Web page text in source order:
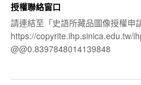
授權聯絡窗口
請連結至「史語所藏品圖像授權申
https://copyrite.ihp.sinica.edu.tw/
@@0.8397848014139848